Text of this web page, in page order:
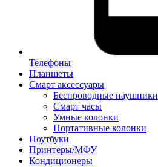
Телефоны
Планшеты
Смарт аксессуары
Беспроводные наушники
Смарт часы
Умные колонки
Портативные колонки
Ноутбуки
Принтеры/МФУ
Кондиционеры